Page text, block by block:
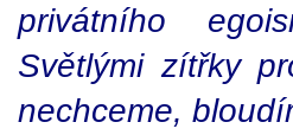
privátního
Světlými zítřky
nechceme,